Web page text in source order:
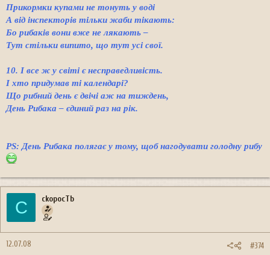
Прикормки купами не тонуть у воді
А від інспекторів тільки жаби тікають:
Бо рибаків вони вже не лякають –
Тут стільки випито, що тут усі свої.
10. І все ж у світі є несправедливість.
І хто придумав ті календарі?
Що рибний день є двічі аж на тиждень,
День Рибака – єдиний раз на рік.
PS: День Рибака полягає у тому, щоб нагодувати голодну рибу
C ckopocTb
12.07.08 #374